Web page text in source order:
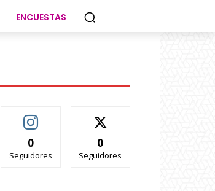
ENCUESTAS
0
Seguidores
0
Seguidores